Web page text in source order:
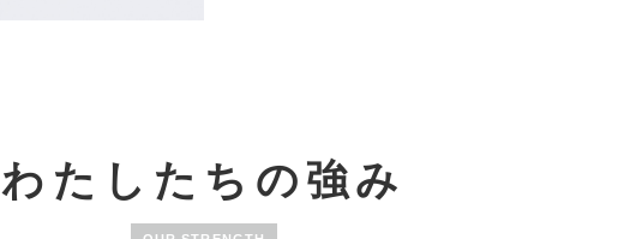
わたしたちの強み